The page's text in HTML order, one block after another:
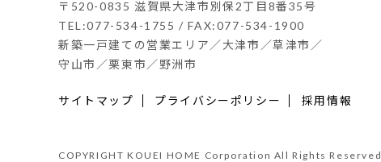
〒520-0835 滋賀県大津市別保2丁目8番35号
TEL:077-534-1755 / FAX:077-534-1900
新築一戸建ての営業エリア／大津市／草津市／
守山市／栗東市／野洲市
サイトマップ プライバシーポリシー 採用情報
COPYRIGHT KOUEI HOME Corporation All Rights Reserved.